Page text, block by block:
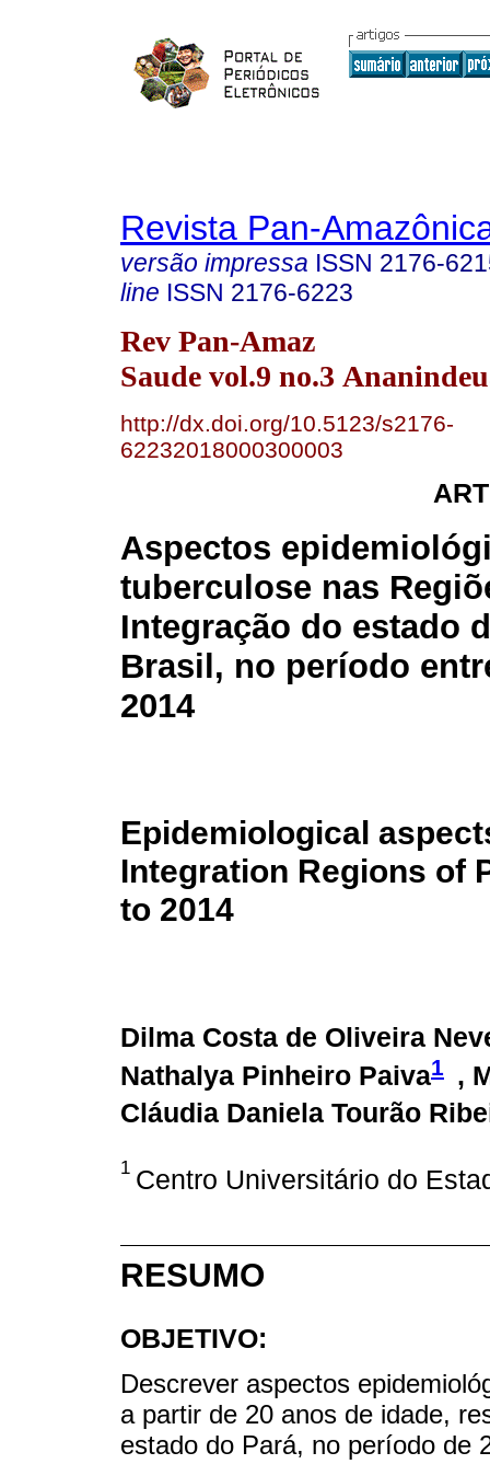
Revista Pan-
versão impressa ISSN 2176-
line ISSN 2176-6223
Rev Pan-Amaz
Saude vol.9 no.3
http://dx.doi.org/10.5123/s2176-
62232018000300003
Aspectos
tuberculose nas
Integração do estado
Brasil, no período
2014
Epidemiological
Integration Regions of
to 2014
Dilma Costa de Oliveira
Nathalya Pinheiro Paiva1 ,
Cláudia Daniela Tourão
1 Centro Universitário do
RESUMO
OBJETIVO:
Descrever aspectos
a partir de 20 anos de idade,
estado do Pará, no período de